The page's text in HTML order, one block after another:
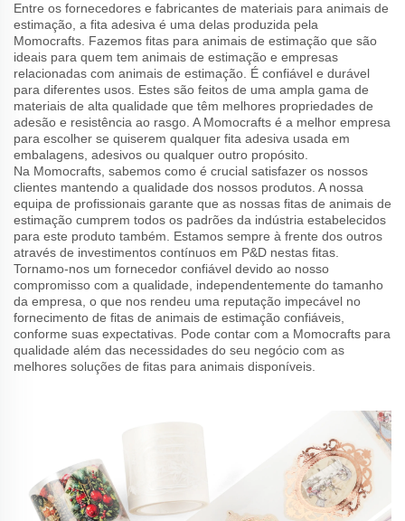
Entre os fornecedores e fabricantes de materiais para animais de
estimação, a fita adesiva é uma delas produzida pela
Momocrafts. Fazemos fitas para animais de estimação que são
ideais para quem tem animais de estimação e empresas
relacionadas com animais de estimação. É confiável e durável
para diferentes usos. Estes são feitos de uma ampla gama de
materiais de alta qualidade que têm melhores propriedades de
adesão e resistência ao rasgo. A Momocrafts é a melhor empresa
para escolher se quiserem qualquer fita adesiva usada em
embalagens, adesivos ou qualquer outro propósito.
Na Momocrafts, sabemos como é crucial satisfazer os nossos
clientes mantendo a qualidade dos nossos produtos. A nossa
equipa de profissionais garante que as nossas fitas de animais de
estimação cumprem todos os padrões da indústria estabelecidos
para este produto também. Estamos sempre à frente dos outros
através de investimentos contínuos em P&D nestas fitas.
Tornamo-nos um fornecedor confiável devido ao nosso
compromisso com a qualidade, independentemente do tamanho
da empresa, o que nos rendeu uma reputação impecável no
fornecimento de fitas de animais de estimação confiáveis,
conforme suas expectativas. Pode contar com a Momocrafts para
qualidade além das necessidades do seu negócio com as
melhores soluções de fitas para animais disponíveis.